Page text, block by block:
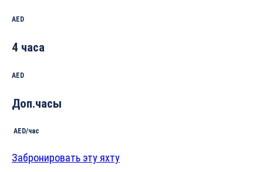
AED
4 часа
AED
Доп.часы
AED/час
Забронировать эту яхту